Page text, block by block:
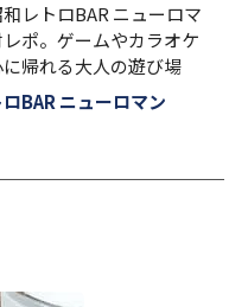
レトロBAR ニューロマ
ポ。ゲームやカラオケ
帰れる大人の遊び場
BAR ニューロマン